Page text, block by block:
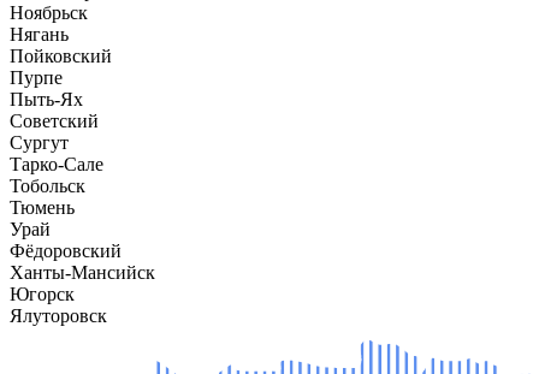
Ноябрьск
Нягань
Пойковский
Пурпе
Пыть-Ях
Советский
Сургут
Тарко-Сале
Тобольск
Тюмень
Урай
Фёдоровский
Ханты-Мансийск
Югорск
Ялуторовск